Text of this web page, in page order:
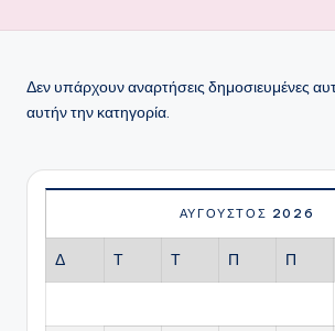
Δεν υπάρχουν αναρτήσεις δημοσιευμένες
αυτήν την κατηγορία.
ΑΎΓΟΥΣΤΟΣ 2026
Δ Τ Τ Π Π